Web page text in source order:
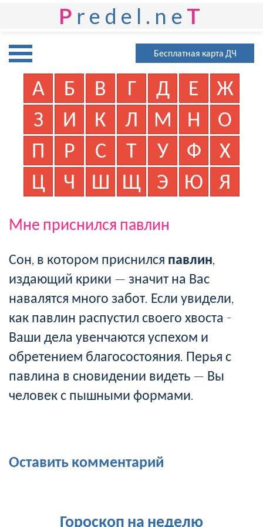
P redel.ne T
Бесплатная карта ДЧ
А Б В Г Д Е
Ж
З
И К Л М Н
О
П
Р С Т У Ф
Х
Ц
Ч Ш Щ Э Ю Я
Мне приснился павлин
Сон, в котором приснился павлин,
издающий крики — значит на Вас
навалятся много забот. Если увидели,
как павлин распустил своего хвоста -
Ваши дела увенчаются успехом и
обретением благосостояния. Перья с
павлина в сновидении видеть — Вы
человек с пышными формами.
Оставить комментарий
Гороскоп на неделю